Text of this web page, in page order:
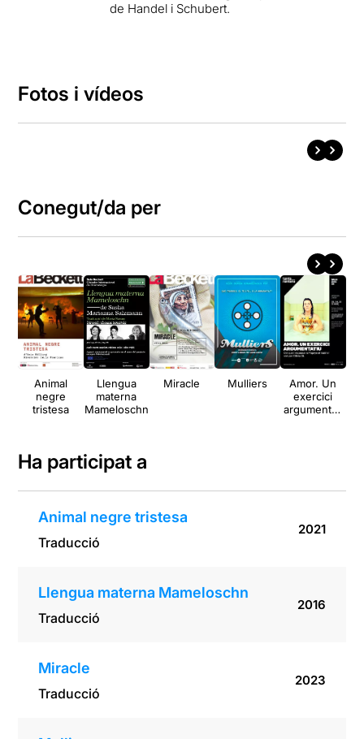
de Handel i Schubert.
Fotos i vídeos
Conegut/da per
Animal
negre
tristesa
Llengua
materna
Mameloschn
Miracle Mulliers
Amor. Un
exercici
argumentati
Ha participat a
Animal negre tristesa
Traducció
2021
Llengua materna Mameloschn
Traducció
2016
Miracle
Traducció
2023